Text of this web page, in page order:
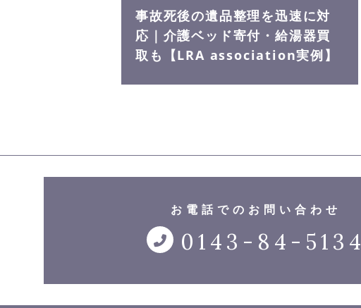
事故死後の遺品整理を迅速に対
応｜介護ベッド寄付・給湯器買
取も【LRA association実例】
お電話でのお問い合わせ
0143-84-5134